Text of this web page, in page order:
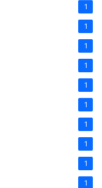
1
1
1
1
1
1
1
1
1
1